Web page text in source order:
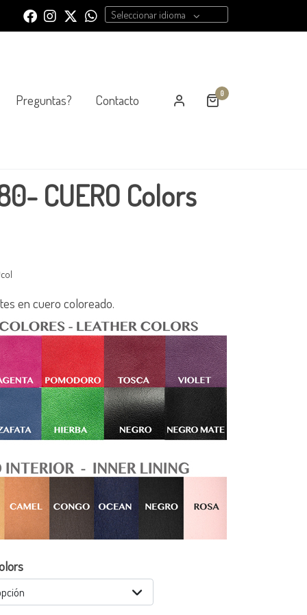
Seleccionar idioma
Preguntas? Contacto 0
CUERO Colors
en cuero coloreado.